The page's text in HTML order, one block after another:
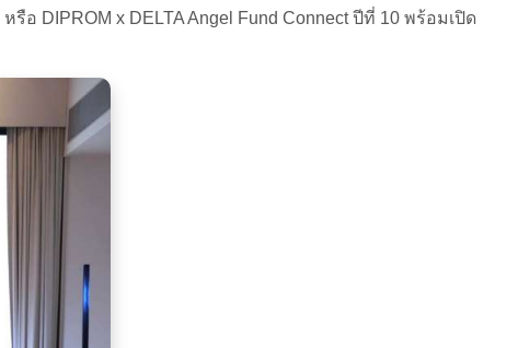
DIPROM x DELTA Angel Fund Connect ปีที่ 10 พร้อมเปิด